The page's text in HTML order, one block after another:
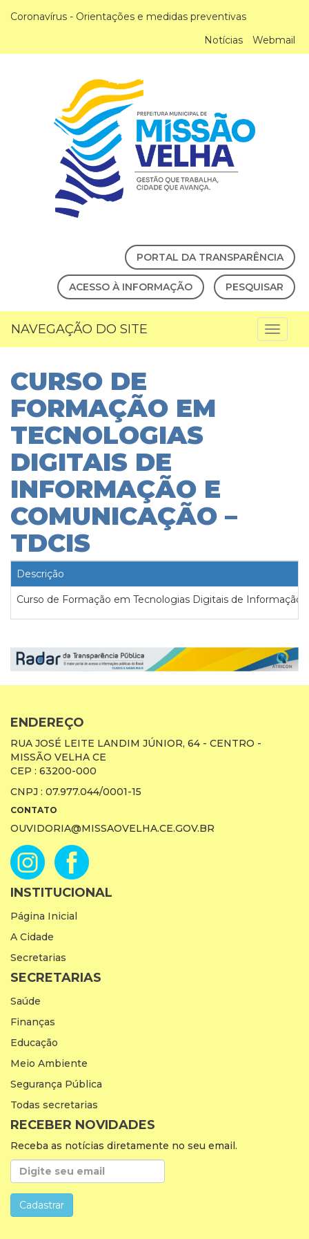
Coronavírus - Orientações e medidas preventivas
Notícias
Webmail
PORTAL DA TRANSPARÊNCIA
ACESSO À INFORMAÇÃO PESQUISAR
NAVEGAÇÃO DO SITE
CURSO DE
FORMAÇÃO EM
TECNOLOGIAS
DIGITAIS DE
INFORMAÇÃO E
COMUNICAÇÃO –
TDCIS
Descrição
Curso de Formação em Tecnologias Digitais de Informação
ENDEREÇO
RUA JOSÉ LEITE LANDIM JÚNIOR, 64 - CENTRO -
MISSÃO VELHA CE
CEP : 63200-000
CNPJ : 07.977.044/0001-15
CONTATO
OUVIDORIA@MISSAOVELHA.CE.GOV.BR
INSTITUCIONAL
Página Inicial
A Cidade
Secretarias
SECRETARIAS
Saúde
Finanças
Educação
Meio Ambiente
Segurança Pública
Todas secretarias
RECEBER NOVIDADES
Receba as notícias diretamente no seu email.